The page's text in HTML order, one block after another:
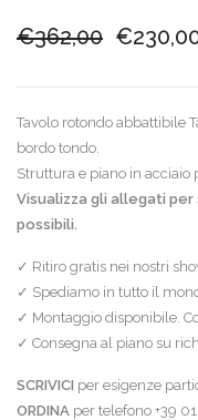
€362,00 Il
era:
€
Tavolo rotondo abbattibile
bordo tondo.
Struttura e piano in acciaio
Visualizza gli allegati
possibili.
✓ Ritiro gratis nei nostri
✓ Spediamo in tutto il
✓ Montaggio disponibile.
✓ Consegna al piano su
SCRIVICI per esigenze
ORDINA per telefono +39